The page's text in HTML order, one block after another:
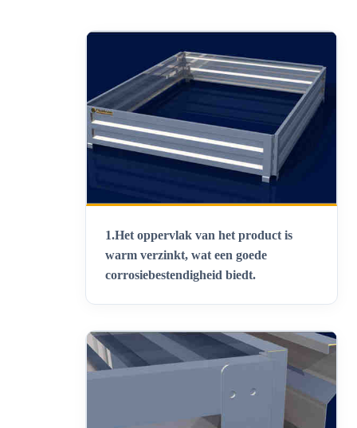
1.Het oppervlak van het product is
warm verzinkt, wat een goede
corrosiebestendigheid biedt.